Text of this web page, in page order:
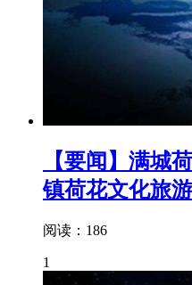
【要闻】满城
镇荷花文化旅
阅读：186
1